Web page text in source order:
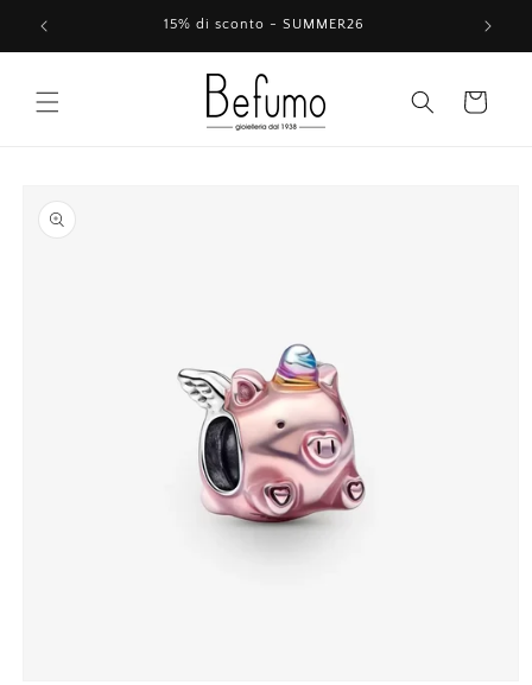
direttamente
ai contenuti
15% di sconto - SUMMER26
Carrello
informazioni
sul prodotto